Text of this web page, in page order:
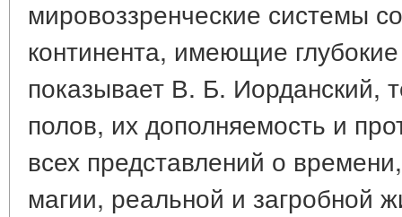
мировоззренческие системы
континента, имеющие
показывает В. Б. Иорданский,
полов, их дополняемость и
всех представлений о
магии, реальной и загробной